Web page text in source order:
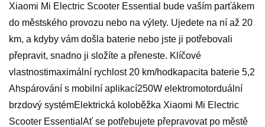
Xiaomi Mi Electric Scooter Essential bude vaším parťákem
do městského provozu nebo na výlety. Ujedete na ní až 20
km, a kdyby vám došla baterie nebo jste ji potřebovali
přepravit, snadno ji složíte a přeneste. Klíčové
vlastnostimaximální rychlost 20 km/hodkapacita baterie 5,2
Ahspárování s mobilní aplikací250W elektromotorduální
brzdový systémElektrická koloběžka Xiaomi Mi Electric
Scooter EssentialAť se potřebujete přepravovat po městě